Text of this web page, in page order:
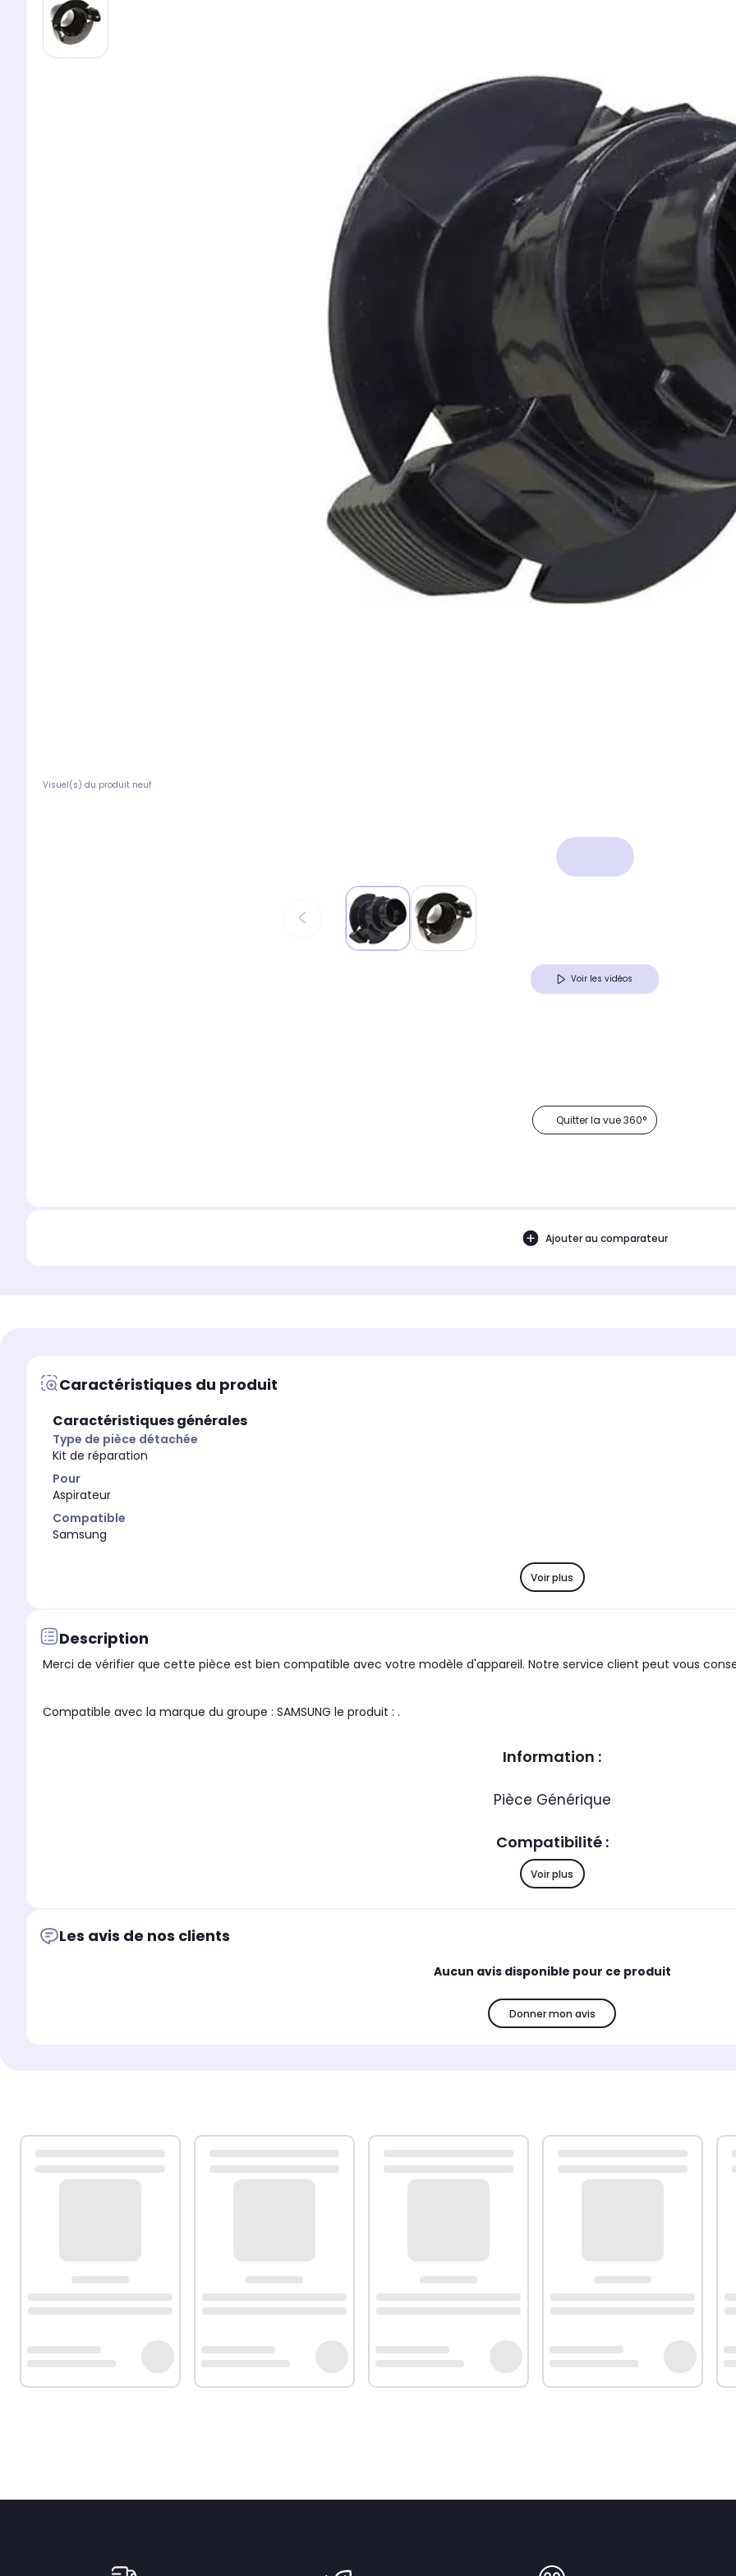
Visuel(s) du produit neuf
Voir les vidéos
Quitter la vue 360°
Ajouter au comparateur
Caractéristiques du produit
Caractéristiques générales
Type de pièce détachée
Kit de réparation
Pour
Aspirateur
Compatible
Samsung
Voir plus
Description
Merci de vérifier que cette pièce est bien compatible avec votre modèle d'appareil. Notre service client peut vous
Compatible avec la marque du groupe : SAMSUNG le produit : .
Information :
Pièce Générique
Compatibilité :
ROWENTA: RB111 - RB111_ATSAMSUNG: VCC7480V3RXEG, VCC5670V3KXEN, VCC5670V3WXEN,
Voir plus
Les avis de nos clients
Aucun avis disponible pour ce produit
Donner mon avis